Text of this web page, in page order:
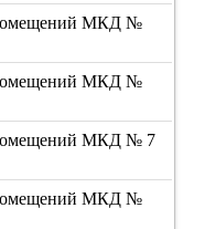
помещений МКД №
помещений МКД №
МКД № 7
помещений МКД №